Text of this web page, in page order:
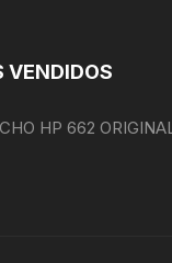
VENDIDOS
HP 662 ORIGINAL